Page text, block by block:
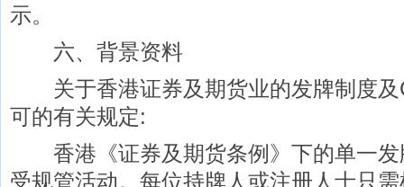
示。
六、背景资料
关于香港证券及期货业的发牌制度及
可的有关规定:
香港《证券及期货条例》下的单一发
受规管活动。每位持牌人或注册人士只